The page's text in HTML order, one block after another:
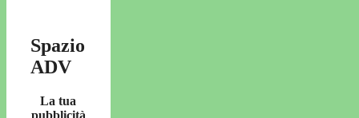
Spazio
ADV
La tua